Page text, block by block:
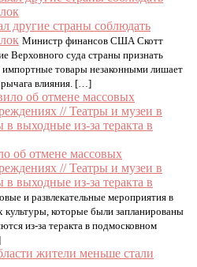
страны соблюдать
Министр финансов США Скотт
Верховного суда страны признать
товары незаконными лишает
влияния. […]
об отмене массовых
// Театры и музеи в
выходные из-за теракта в
и развлекательные мероприятия в
которые были запланированы
из-за теракта в подмосковном